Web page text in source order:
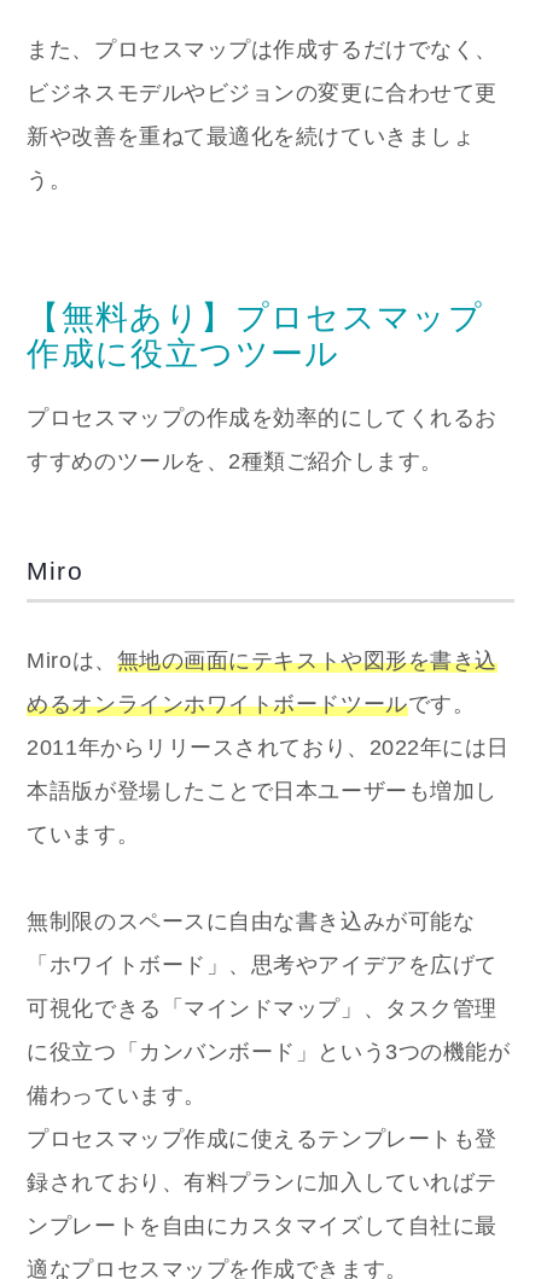
また、プロセスマップは作成するだけでなく、
ビジネスモデルやビジョンの変更に合わせて更
新や改善を重ねて最適化を続けていきましょ
う。
【無料あり】プロセスマップ
作成に役立つツール
プロセスマップの作成を効率的にしてくれるお
すすめのツールを、2種類ご紹介します。
Miro
Miroは、 無地の画面にテキストや図形を書き込
めるオンラインホワイトボードツールです。
2011年からリリースされており、2022年には日
本語版が登場したことで日本ユーザーも増加し
ています。
無制限のスペースに自由な書き込みが可能な
「ホワイトボード」、思考やアイデアを広げて
可視化できる「マインドマップ」、タスク管理
に役立つ「カンバンボード」という3つの機能が
備わっています。
プロセスマップ作成に使えるテンプレートも登
録されており、有料プランに加入していればテ
ンプレートを自由にカスタマイズして自社に最
適なプロセスマップを作成できます。